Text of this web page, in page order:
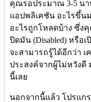
คุณรอประมาณ 3-5 น
แอปพลิเคชัน อะไรขึ้น
อะไรถูกโหลดบ้าง ซึ่ง
ปิดมัน (Disabled) หรือ
จะสามารถรู้ได้อีกว่า
ประสงค์จากผู้ไม่หวัง
นี้เลย
นอกจากนี้แล้ว โปรแกร